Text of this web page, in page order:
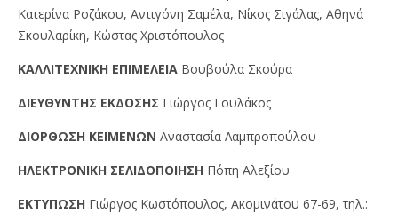
Κατερίνα Ροζάκου, Αντιγόνη Σαμέλα, Νίκος Σιγάλας, Αθηνά
Σκουλαρίκη, Κώστας Χριστόπουλος
KAΛΛITEXNIKH EΠIMEΛEIA Βουβούλα Σκούρα
ΔIEYΘYNTHΣ EKΔOΣHΣ Γιώργος Γουλάκος
ΔIOPΘΩΣH KEIMENΩN Αναστασία Λαμπροπούλου
HΛEKTPONIKH ΣEΛIΔOΠOIHΣH Πόπη Αλεξίου
EKTYΠΩΣH Γιώργος Kωστόπουλος, Aκομινάτου 67-69, τηλ.: